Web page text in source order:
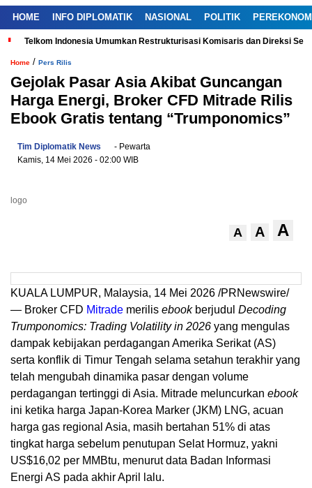
HOME INFO DIPLOMATIK NASIONAL POLITIK
Telkom Indonesia Umumkan Restrukturisasi Komisaris dan Direksi
Home / Pers Rilis
Gejolak Pasar Asia Akibat Guncangan
Harga Energi, Broker CFD Mitrade Rilis
Ebook Gratis tentang “Trumponomics”
Tim Diplomatik News
- Pewarta
Kamis, 14 Mei 2026 - 02:00 WIB
logo
A A A
KUALA LUMPUR, Malaysia, 14 Mei 2026 /PRNewswire/
— Broker CFD Mitrade merilis ebookberjudul Decoding
Trumponomics: Trading Volatility in 2026 yang mengulas
dampak kebijakan perdagangan Amerika Serikat (AS)
serta konflik di Timur Tengah selama setahun terakhir yang
telah mengubah dinamika pasar dengan volume
perdagangan tertinggi di Asia. Mitrade meluncurkan ebook
ini ketika harga Japan-Korea Marker (JKM) LNG, acuan
harga gas regional Asia, masih bertahan 51% di atas
tingkat harga sebelum penutupan Selat Hormuz, yakni
US$16,02 per MMBtu, menurut data Badan Informasi
Energi AS pada akhir April lalu.